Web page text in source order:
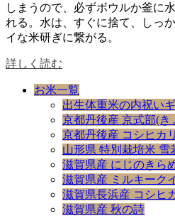
しまうので、必ずボウルか釜に
れる。水は、すぐに捨て、しっ
イな米研ぎに繋がる。
詳しく読む
お米一覧
出生体重米の内祝い
京都丹後産 京式部(き
京都丹後産 コシヒカリ
山形県 特別栽培米 雪
滋賀県産 にじのきら
滋賀県産 ミルキーク
滋賀県長浜産 コシヒ
滋賀県産 秋の詩